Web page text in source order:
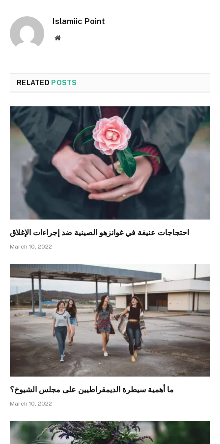
Islamiic Point
Website
RELATED POSTS
احتجاجات عنيفة في غوانزهو الصينية ضد إجراءات الإغلاق
March 10, 2022
ما أهمية سيطرة الديمقراطيين على مجلس الشيوخ؟
March 10, 2022